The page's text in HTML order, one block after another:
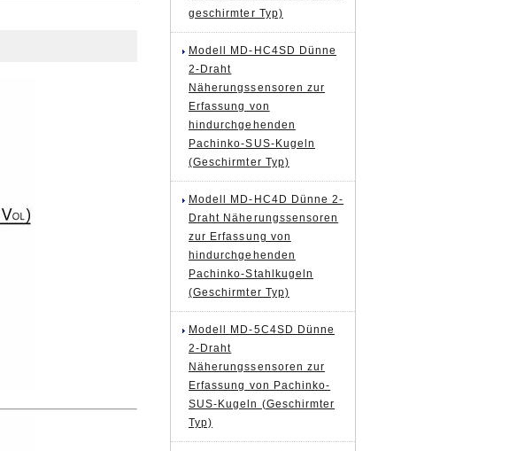
geschirmter Typ)
Modell MD-HC4SD Dünne
2-Draht
Näherungssensoren zur
Erfassung von
hindurchgehenden
Pachinko-SUS-Kugeln
(Geschirmter Typ)
Modell MD-HC4D Dünne 2-
Draht Näherungssensoren
zur Erfassung von
hindurchgehenden
Pachinko-Stahlkugeln
(Geschirmter Typ)
Modell MD-5C4SD Dünne
2-Draht
Näherungssensoren zur
Erfassung von Pachinko-
SUS-Kugeln (Geschirmter
Typ)